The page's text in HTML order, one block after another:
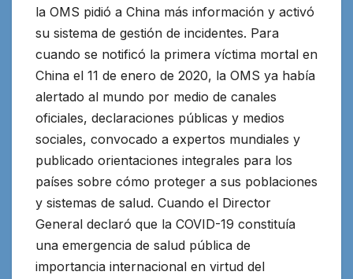
la OMS pidió a China más información y activó
su sistema de gestión de incidentes. Para
cuando se notificó la primera víctima mortal en
China el 11 de enero de 2020, la OMS ya había
alertado al mundo por medio de canales
oficiales, declaraciones públicas y medios
sociales, convocado a expertos mundiales y
publicado orientaciones integrales para los
países sobre cómo proteger a sus poblaciones
y sistemas de salud. Cuando el Director
General declaró que la COVID-19 constituía
una emergencia de salud pública de
importancia internacional en virtud del